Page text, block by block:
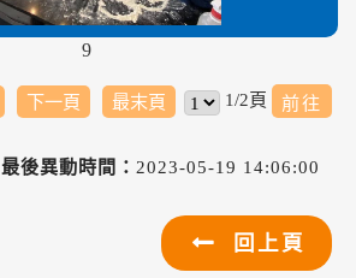
9
下一頁 最末頁 1/2頁
最後異動時間： 2023-05-19 14:06:00
回上頁